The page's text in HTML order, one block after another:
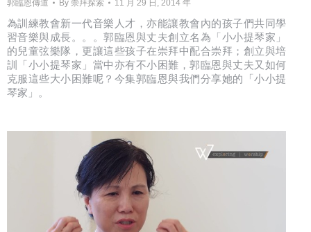
郭臨恩傳道 By 崇拜探索 11 月 29 日, 2014 年
為訓練教會新一代音樂人才，亦能讓教會內的孩子們共同學
習音樂與成長。。。郭臨恩與丈夫創立名為「小小提琴家」
的兒童弦樂隊，更讓這些孩子在崇拜中配合崇拜；創立與培
訓「小小提琴家」當中亦有不小困難，郭臨恩與丈夫又如何
克服這些大小困難呢？今集郭臨恩與我們分享她的「小小提
琴家」。